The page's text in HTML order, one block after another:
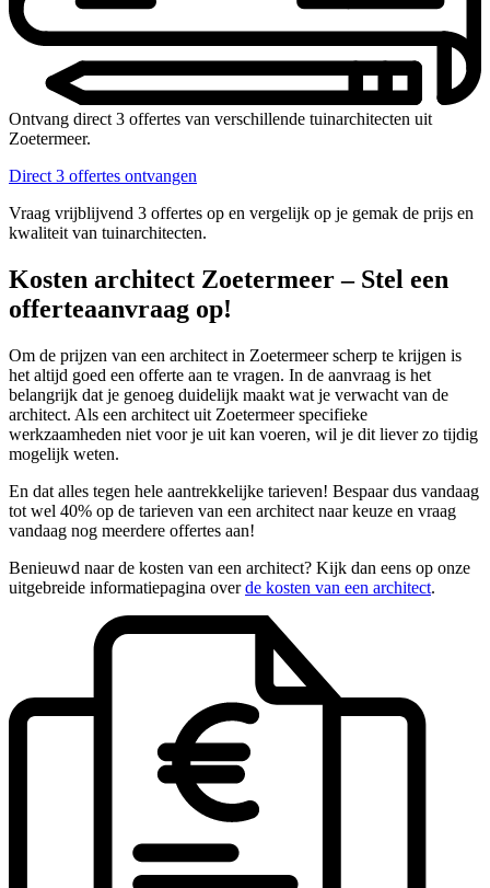
Ontvang direct 3 offertes van verschillende tuinarchitecten uit
Zoetermeer.
Direct 3 offertes ontvangen
Vraag vrijblijvend 3 offertes op en vergelijk op je gemak de prijs en
kwaliteit van tuinarchitecten.
Kosten architect Zoetermeer – Stel een
offerteaanvraag op!
Om de prijzen van een architect in Zoetermeer scherp te krijgen is
het altijd goed een offerte aan te vragen. In de aanvraag is het
belangrijk dat je genoeg duidelijk maakt wat je verwacht van de
architect. Als een architect uit Zoetermeer specifieke
werkzaamheden niet voor je uit kan voeren, wil je dit liever zo tijdig
mogelijk weten.
En dat alles tegen hele aantrekkelijke tarieven! Bespaar dus vandaag
tot wel 40% op de tarieven van een architect naar keuze en vraag
vandaag nog meerdere offertes aan!
Benieuwd naar de kosten van een architect? Kijk dan eens op onze
uitgebreide informatiepagina overde kosten van een architect.